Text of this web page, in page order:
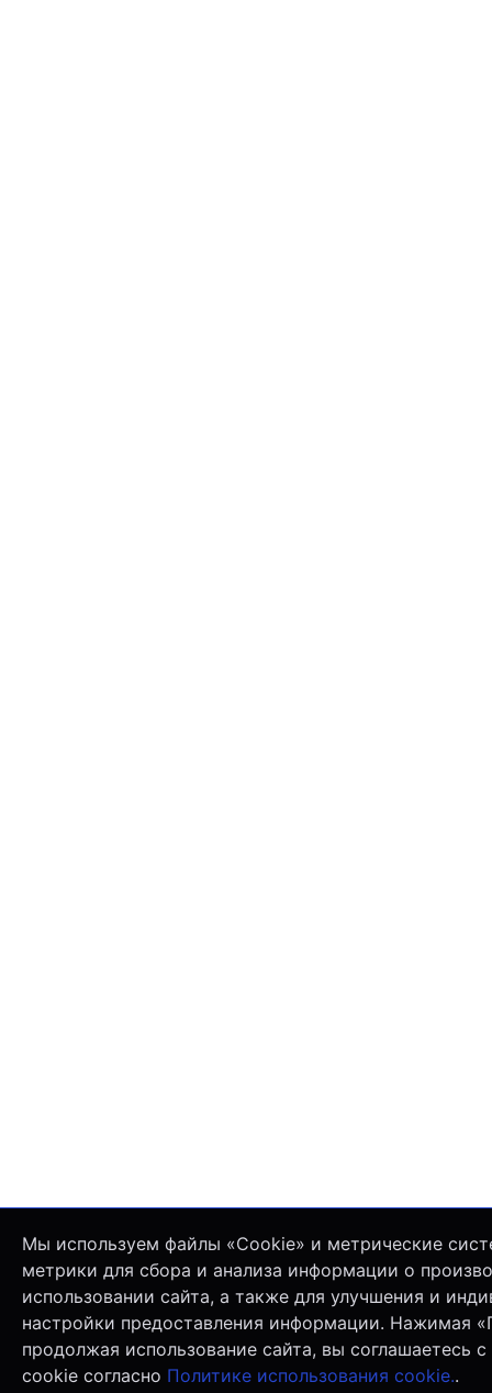
Мы используем файлы «Cookie» и метрические
метрики для сбора и анализа информации о
использовании сайта, а также для улучшения и
настройки предоставления информации. Нажимая
продолжая использование сайта, вы соглашаетесь
cookie согласно Политике использования cookie..